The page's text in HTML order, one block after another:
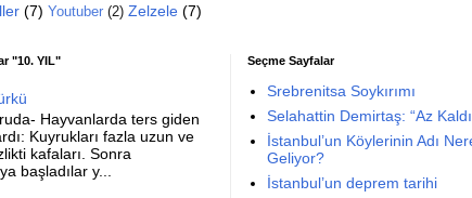
(7) Youtuber (2) Zelzele (7)
"10. YIL"
Hayvanlarda ters giden
Kuyrukları fazla uzun ve
kafaları. Sonra
başladılar y...
Seçme Sayfalar
Srebrenitsa Soykırımı
Selahattin Demirtaş: “Az
İstanbul’un Köylerinin Adı
Geliyor?
İstanbul’un deprem tarihi